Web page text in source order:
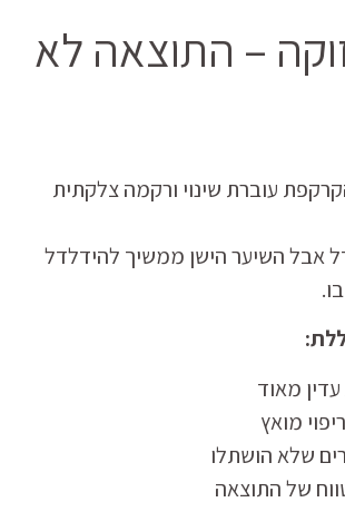
– התוצאה לא
עוברת שינוי ורקמה צלקתית
אבל השיער הישן ממשיך להידלדל
מאוד
מואץ
שלא הושתלו
של התוצאה